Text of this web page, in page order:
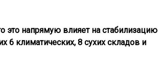
напрямую влияет на стабилизацию
6 климатических, 8 сухих складов и